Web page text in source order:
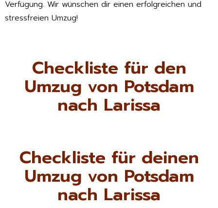
Verfügung. Wir wünschen dir einen erfolgreichen und
stressfreien Umzug!
Checkliste für den
Umzug von Potsdam
nach Larissa
Checkliste für deinen
Umzug von Potsdam
nach Larissa